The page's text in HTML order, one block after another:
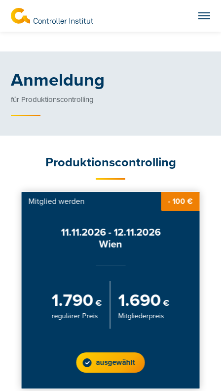
Anmeldung
für Produktionscontrolling
Produktionscontrolling
Mitglied werden - 100 €
11.11.2026 - 12.11.2026
Wien
1.790 €
regulärer Preis
1.690 €
Mitgliederpreis
ausgewählt